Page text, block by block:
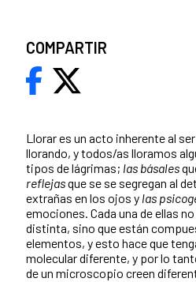
Llorar es un acto inherente al
llorando, y todos/as lloramos
tipos de lágrimas; las básales
reflejasque se se segregan al
extrañas en los ojos y las
emociones. Cada una de ellas
distinta, sino que están
elementos, y esto hace que
molecular diferente, y por lo
de un microscopio creen
COMPARTIR